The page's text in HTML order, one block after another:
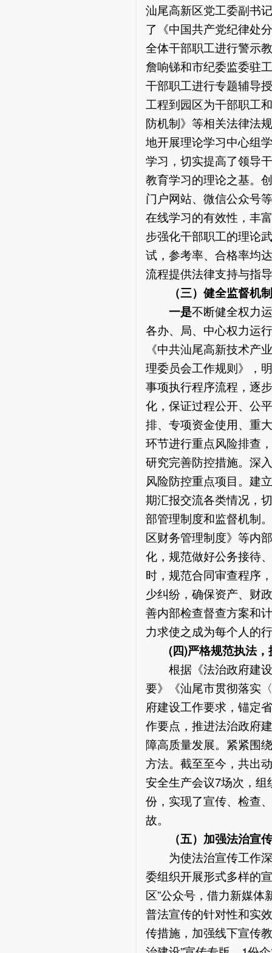
汕尾高新区党工委副书
了《中国共产党纪律处
全体干部职工进行警示
詹响锑和市纪委监委驻
干部职工进行专题辅导
工程到园区为干部职工
防机制》等相关法律法
地开展理论学习中心组
学习，切实提高了领导
教育学习的理论之基。
门户网站、微信公众号
在线学习的有效性，丰
步强化干部职工的理论
试，参考率、合格率均
流程提供法律支持与指
（三） 健全监督机制
一是不断健全权力
各办、局、中心权力运
《中共汕尾高新技术产
理委员会工作规则》，
事项执行程序流程，逐
化，保证过程公开、公
排、专项资金使用、重
环节进行重点风险排查
研究完善防控措施。深
风险防控重点项目。建
期汇报交流各类情况，
部管理制度和监督机制
区财务管理制度》等内
化，规范做好公务接待
时，规范合同审查程序
少纠纷，确保资产、财
善内部检查督查方案和
力求使之成为每个人的
(四)严格规范执法，
根据《法治政府建设
要》《汕尾市贯彻落实
府建设工作要求，锚定
作要点，推进法治政府
障高质量发展。紧紧围
方法。截至至今，共出
安全生产会议7场次，
份，实现了宣传、检查
故。
（五） 加强法治宣
为使法治宣传工作深
委组织开展形式多样的
区”公众号，借力新媒
普法宣传的针对性和实
传措施，加强线下宣传